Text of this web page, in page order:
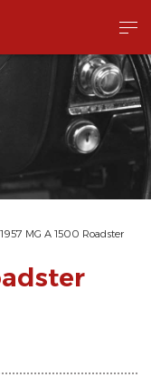
1957 MG A 1500 Roadster